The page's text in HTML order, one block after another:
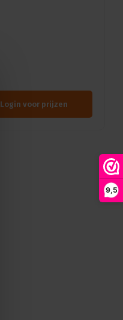
9,5
Login voor prijzen